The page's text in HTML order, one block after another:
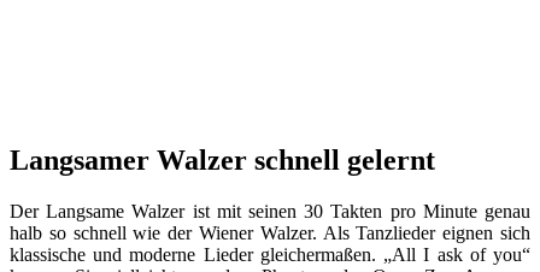
Langsamer Walzer schnell gelernt
Der Langsame Walzer ist mit seinen 30 Takten pro Minute genau
halb so schnell wie der Wiener Walzer. Als Tanzlieder eignen sich
klassische und moderne Lieder gleichermaßen. „All I ask of you“